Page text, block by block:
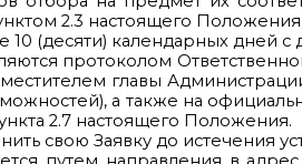
2.3 настоящего
(десяти) календарных дней
протоколом
главы
а также на
2.7 настоящего Положения.
свою Заявку до истечения